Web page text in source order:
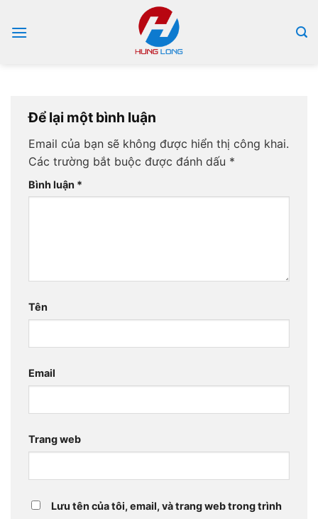
qua
Để lại một bình luận
Email của bạn sẽ không được hiển thị công khai.
Các trường bắt buộc được đánh dấu *
Bình luận *
Tên
Email
Trang web
Lưu tên của tôi, email, và trang web trong trình